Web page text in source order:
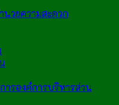
วยความสะดวก
รองค์การบริหารส่วน